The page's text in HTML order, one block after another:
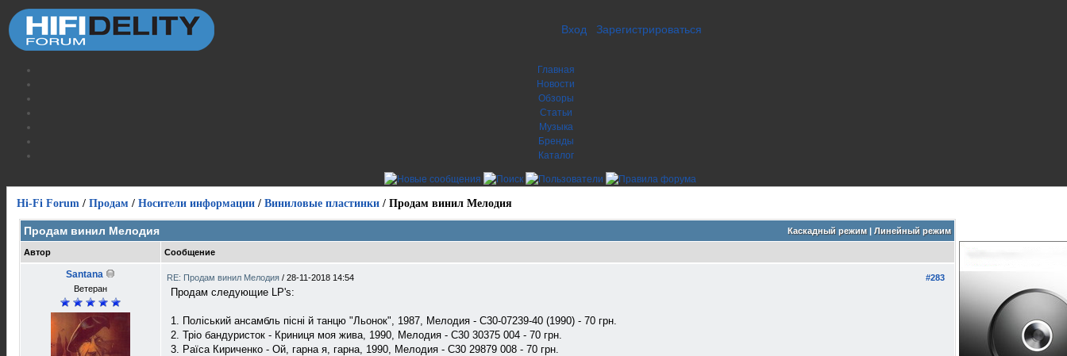
Вход Зарегистрироваться
Главная
Новости
Обзоры
Статьи
Музыка
Бренды
Каталог
Hi-Fi Forum / Продам / Носители информации / Виниловые пластинки / Продам винил Мелодия
Каскадный режим| Линейный режим
Продам винил Мелодия
Автор Сообщение
Santana
Ветеран
#283
RE: Продам винил Мелодия / 28-11-2018 14:54
Продам следующие LP's:
1. Поліський ансамбль пісні й танцю "Льонок", 1987, Мелодия - С30-07239-40 (1990) - 70 грн.
2. Тріо бандуристок - Криниця моя жива, 1990, Мелодия - С30 30375 004 - 70 грн.
3. Раїса Кириченко - Ой, гарна я, гарна, 1990, Мелодия - С30 29879 008 - 70 грн.